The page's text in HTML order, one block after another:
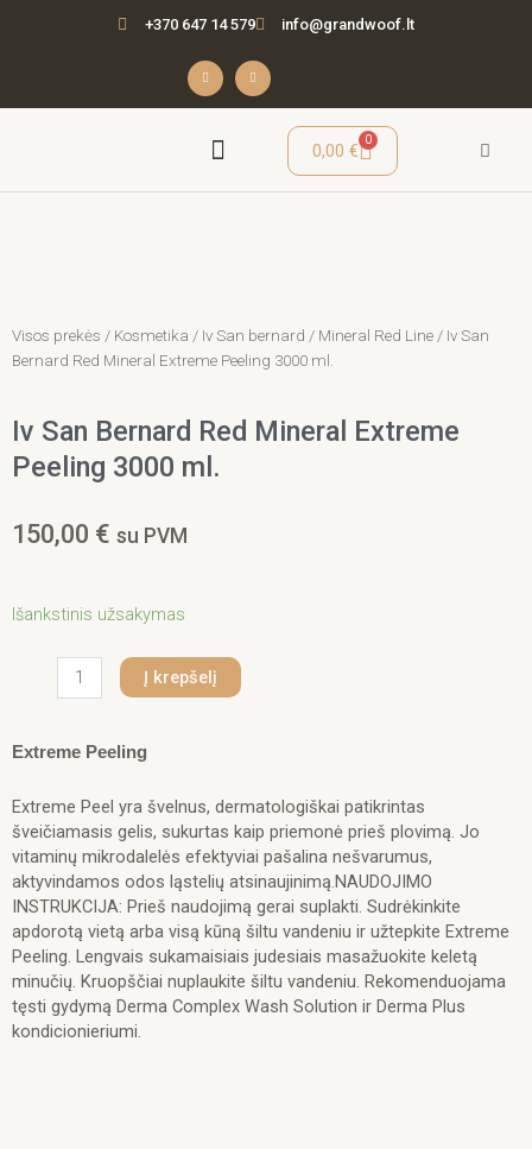
+370 647 14 579 info@grandwoof.lt
F
a
e
b
I
n
t
a
0,00€
0
Cart
Visos prekės / Kosmetika / Iv San bernard / Mineral Red Line / Iv San
Bernard Red Mineral Extreme Peeling 3000 ml.
Iv San Bernard Red Mineral Extreme
Peeling 3000 ml.
150,00 € su PVM
Išankstinis užsakymas
produkto
Mineral
Peeling
3000
ml.
Į krepšelį
Extreme Peeling
Extreme Peel yra švelnus, dermatologiškai patikrintas
šveičiamasis gelis, sukurtas kaip priemonė prieš plovimą. Jo
vitaminų mikrodalelės efektyviai pašalina nešvarumus,
aktyvindamos odos ląstelių atsinaujinimą.NAUDOJIMO
INSTRUKCIJA: Prieš naudojimą gerai suplakti. Sudrėkinkite
apdorotą vietą arba visą kūną šiltu vandeniu ir užtepkite Extreme
Peeling. Lengvais sukamaisiais judesiais masažuokite keletą
minučių. Kruopščiai nuplaukite šiltu vandeniu. Rekomenduojama
tęsti gydymą Derma Complex Wash Solution ir Derma Plus
kondicionieriumi.